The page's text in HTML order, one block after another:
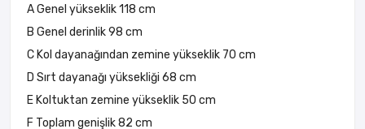
A Genel yükseklik 118 cm
B Genel derinlik 98 cm
C Kol dayanağından zemine yükseklik 70 cm
D Sırt dayanağı yüksekliği 68 cm
E Koltuktan zemine yükseklik 50 cm
F Toplam genişlik 82 cm